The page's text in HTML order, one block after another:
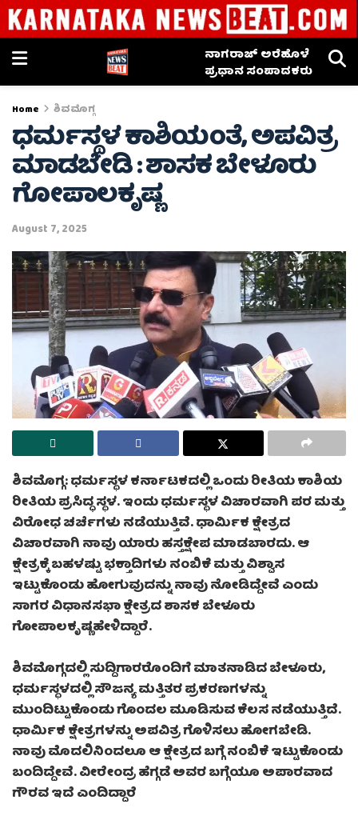
ನಾಗರಾಜ್ ಅರೆಹೊಳೆ
ಪ್ರಧಾನ ಸಂಪಾದಕರು
Home ಶಿವಮೊಗ್ಗ
ಧರ್ಮಸ್ಥಳ ಕಾಶಿಯಂತೆ, ಅಪವಿತ್ರ
ಮಾಡಬೇಡಿ : ಶಾಸಕ ಬೇಳೂರು
ಗೋಪಾಲಕೃಷ್ಣ
August 7, 2025
ಶಿವಮೊಗ್ಗ: ಧರ್ಮಸ್ಥಳ ಕರ್ನಾಟಕದಲ್ಲಿ ಒಂದು ರೀತಿಯ ಕಾಶಿಯ
ರೀತಿಯ ಪ್ರಸಿದ್ಧ ಸ್ಥಳ. ಇಂದು ಧರ್ಮಸ್ಥಳ ವಿಚಾರವಾಗಿ ಪರ ಮತ್ತು
ವಿರೋಧ ಚರ್ಚೆಗಳು ನಡೆಯುತ್ತಿವೆ. ಧಾರ್ಮಿಕ ಕ್ಷೇತ್ರದ
ವಿಚಾರವಾಗಿ ನಾವು ಯಾರು ಹಸ್ತಕ್ಷೇಪ ಮಾಡಬಾರದು. ಆ
ಕ್ಷೇತ್ರಕ್ಕೆ ಬಹಳಷ್ಟು ಭಕ್ತಾದಿಗಳು ನಂಬಿಕೆ ಮತ್ತು ವಿಶ್ವಾಸ
ಇಟ್ಟುಕೊಂಡು ಹೋಗುವುದನ್ನು ನಾವು ನೋಡಿದ್ದೇವೆ ಎಂದು
ಸಾಗರ ವಿಧಾನಸಭಾ ಕ್ಷೇತ್ರದ ಶಾಸಕ ಬೇಳೂರು
ಗೋಪಾಲಕೃಷ್ಣಹೇಳಿದ್ದಾರೆ.
ಶಿವಮೊಗ್ಗದಲ್ಲಿ ಸುದ್ದಿಗಾರರೊಂದಿಗೆ ಮಾತನಾಡಿದ ಬೇಳೂರು,
ಧರ್ಮಸ್ಥಳದಲ್ಲಿ ಸೌಜನ್ಯ ಮತ್ತಿತರ ಪ್ರಕರಣಗಳನ್ನು
ಮುಂದಿಟ್ಟುಕೊಂಡು ಗೊಂದಲ ಮೂಡಿಸುವ ಕೆಲಸ ನಡೆಯುತ್ತಿದೆ.
ಧಾರ್ಮಿಕ ಕ್ಷೇತ್ರಗಳನ್ನು ಅಪವಿತ್ರ ಗೊಳಿಸಲು ಹೋಗಬೇಡಿ.
ನಾವು ಮೊದಲಿನಿಂದಲೂ ಆ ಕ್ಷೇತ್ರದ ಬಗ್ಗೆ ನಂಬಿಕೆ ಇಟ್ಟುಕೊಂಡು
ಬಂದಿದ್ದೇವೆ. ವೀರೇಂದ್ರ ಹೆಗ್ಗಡೆ ಅವರ ಬಗ್ಗೆಯೂ ಅಪಾರವಾದ
ಗೌರವ ಇದೆ ಎಂದಿದ್ದಾರೆ